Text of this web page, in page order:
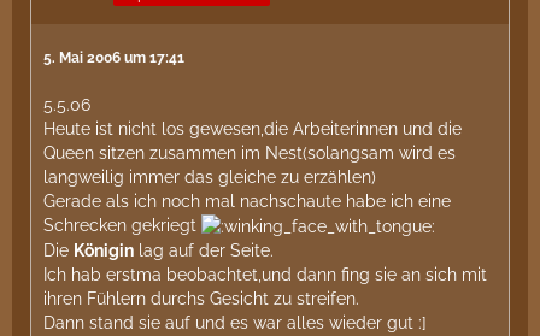
5. Mai 2006 um 17:41
5.5.06
Heute ist nicht los gewesen,die Arbeiterinnen und die
Queen sitzen zusammen im Nest(solangsam wird es
langweilig immer das gleiche zu erzählen)
Gerade als ich noch mal nachschaute habe ich eine
Schrecken gekriegt
Die Königin lag auf der Seite.
Ich hab erstma beobachtet,und dann fing sie an sich mit
ihren Fühlern durchs Gesicht zu streifen.
Dann stand sie auf und es war alles wieder gut :]